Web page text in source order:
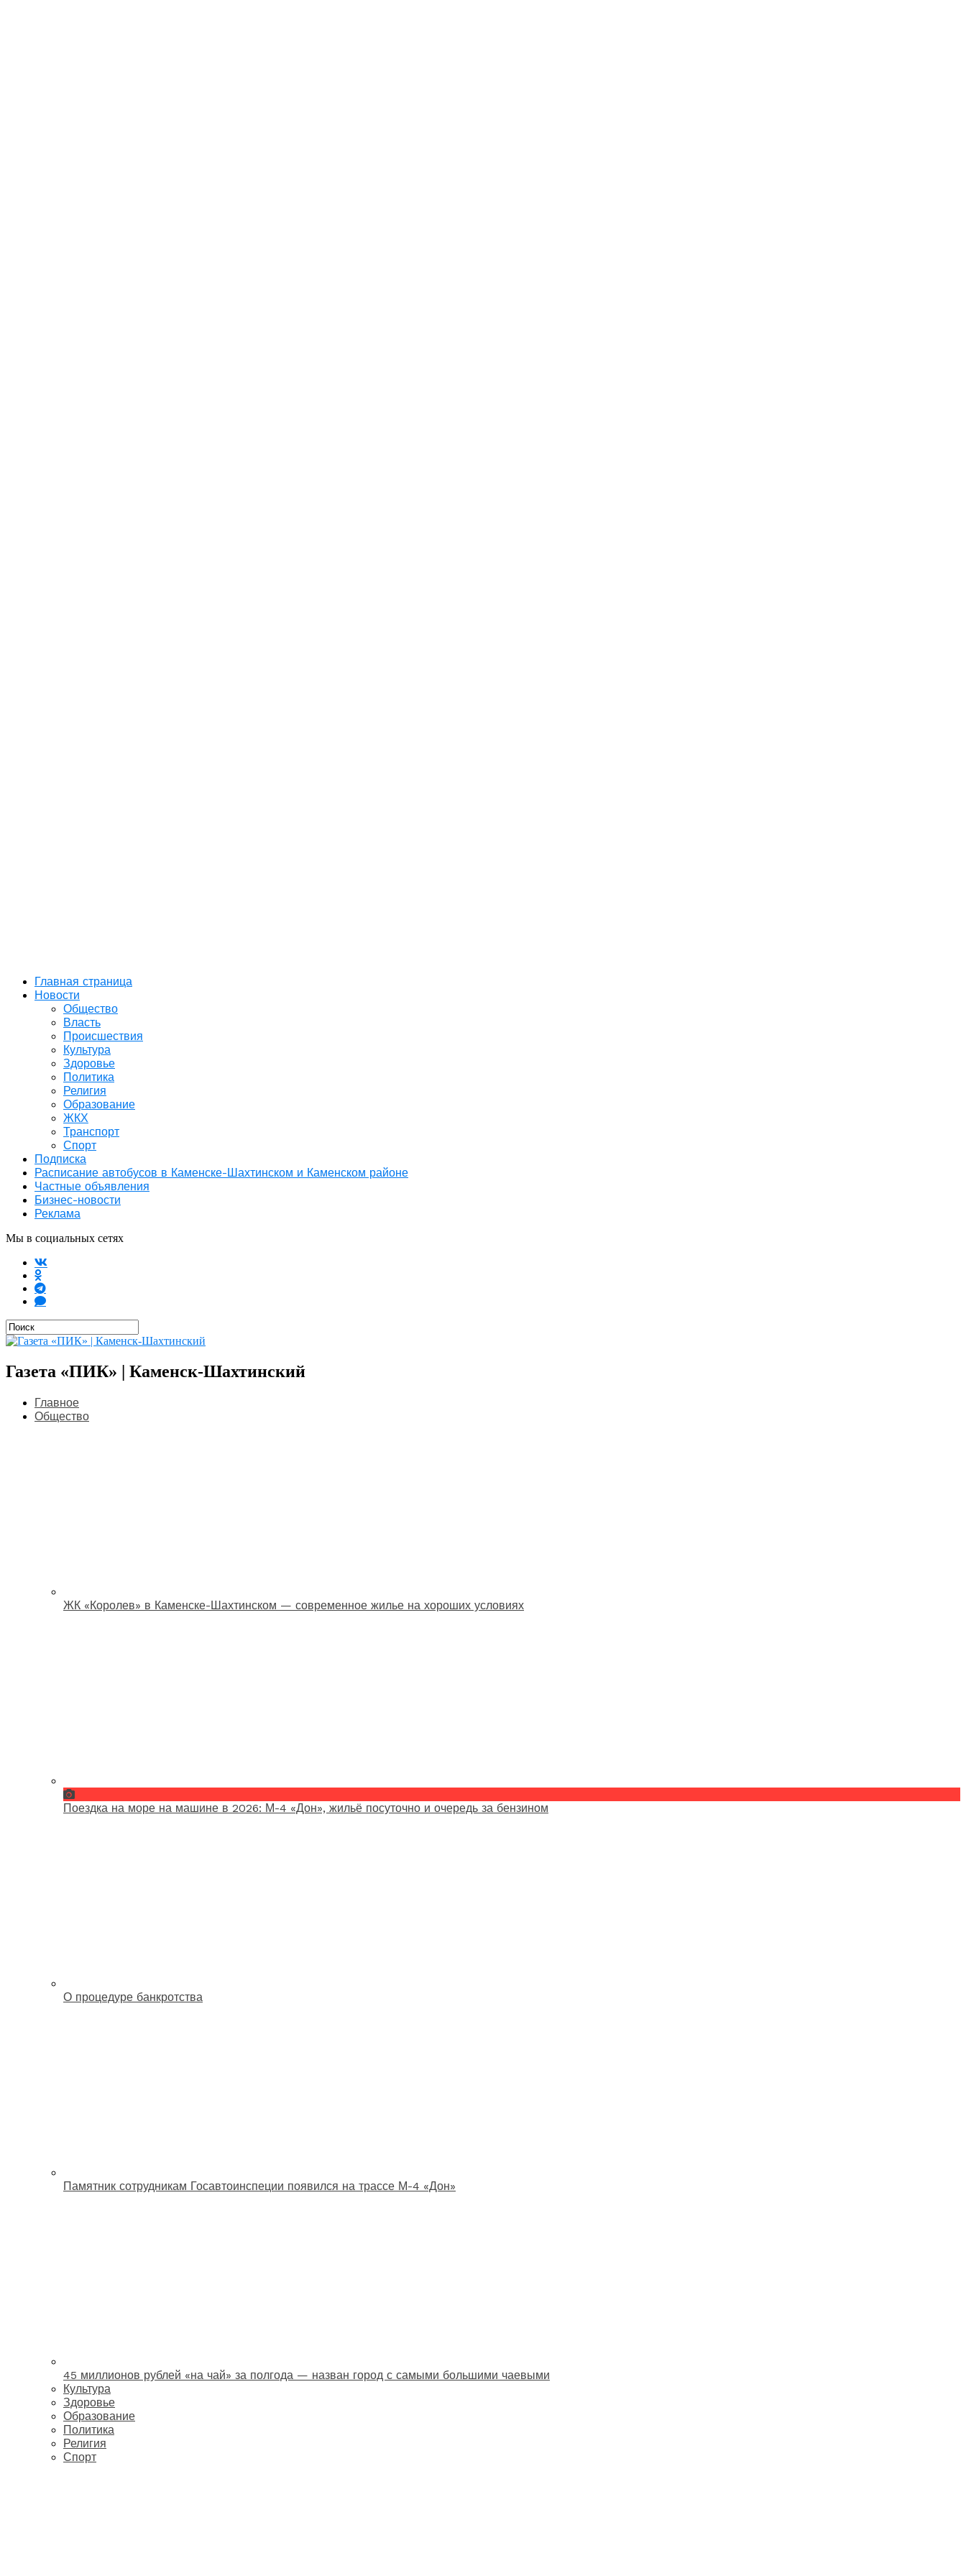
Главная страница
Новости
Общество
Власть
Происшествия
Культура
Здоровье
Политика
Религия
Образование
ЖКХ
Транспорт
Спорт
Подписка
Расписание автобусов в Каменске-Шахтинском и Каменском районе
Частные объявления
Бизнес-новости
Реклама
Мы в социальных сетях
Газета «ПИК» | Каменск-Шахтинский
Главное
Общество
ЖК «Королев» в Каменске-Шахтинском — современное жилье на хороших условиях
Поездка на море на машине в 2026: М-4 «Дон», жильё посуточно и очередь за бензином
О процедуре банкротства
Памятник сотрудникам Госавтоинспеции появился на трассе М-4 «Дон»
45 миллионов рублей «на чай» за полгода — назван город с самыми большими чаевыми
Культура
Здоровье
Образование
Политика
Религия
Спорт